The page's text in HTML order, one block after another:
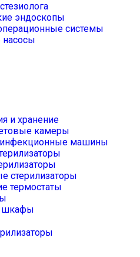
эндоскопы
системы
и хранение
камеры
машины
стерилизаторы
термостаты
шкафы